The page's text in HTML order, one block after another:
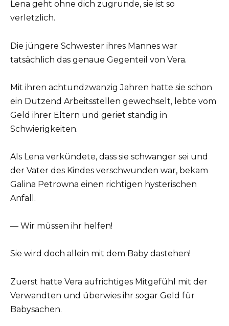
Lena geht ohne dich zugrunde, sie ist so
verletzlich.
Die jüngere Schwester ihres Mannes war
tatsächlich das genaue Gegenteil von Vera.
Mit ihren achtundzwanzig Jahren hatte sie schon
ein Dutzend Arbeitsstellen gewechselt, lebte vom
Geld ihrer Eltern und geriet ständig in
Schwierigkeiten.
Als Lena verkündete, dass sie schwanger sei und
der Vater des Kindes verschwunden war, bekam
Galina Petrowna einen richtigen hysterischen
Anfall.
— Wir müssen ihr helfen!
Sie wird doch allein mit dem Baby dastehen!
Zuerst hatte Vera aufrichtiges Mitgefühl mit der
Verwandten und überwies ihr sogar Geld für
Babysachen.